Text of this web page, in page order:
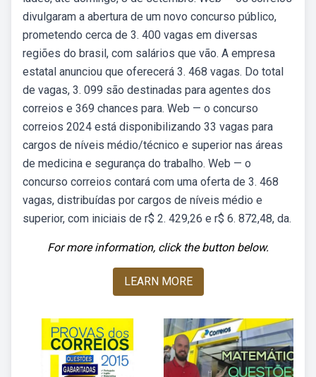
divulgaram a abertura de um novo concurso público,
prometendo cerca de 3. 400 vagas em diversas
regiões do brasil, com salários que vão. A empresa
estatal anunciou que oferecerá 3. 468 vagas. Do total
de vagas, 3. 099 são destinadas para agentes dos
correios e 369 chances para. Web — o concurso
correios 2024 está disponibilizando 33 vagas para
cargos de níveis médio/técnico e superior nas áreas
de medicina e segurança do trabalho. Web — o
concurso correios contará com uma oferta de 3. 468
vagas, distribuídas por cargos de níveis médio e
superior, com iniciais de r$ 2. 429,26 e r$ 6. 872,48, da.
For more information, click the button below.
LEARN MORE